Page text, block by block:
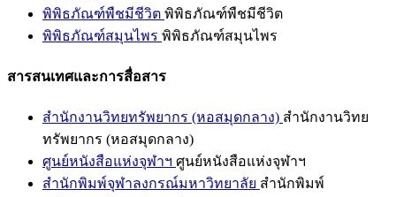
พิพิธภัณฑ์พืชมีชีวิต พิพิธภัณฑ์พืชมีชีวิต
พิพิธภัณฑ์สมุนไพร พิพิธภัณฑ์สมุนไพร
สารสนเทศและการสื่อสาร
สำนักงานวิทยทรัพยากร (หอสมุดกลาง) สำนักงานวิทย
ทรัพยากร (หอสมุดกลาง)
ศูนย์หนังสือแห่งจุฬาฯ ศูนย์หนังสือแห่งจุฬาฯ
สำนักพิมพ์จุฬาลงกรณ์มหาวิทยาลัย สำนักพิมพ์